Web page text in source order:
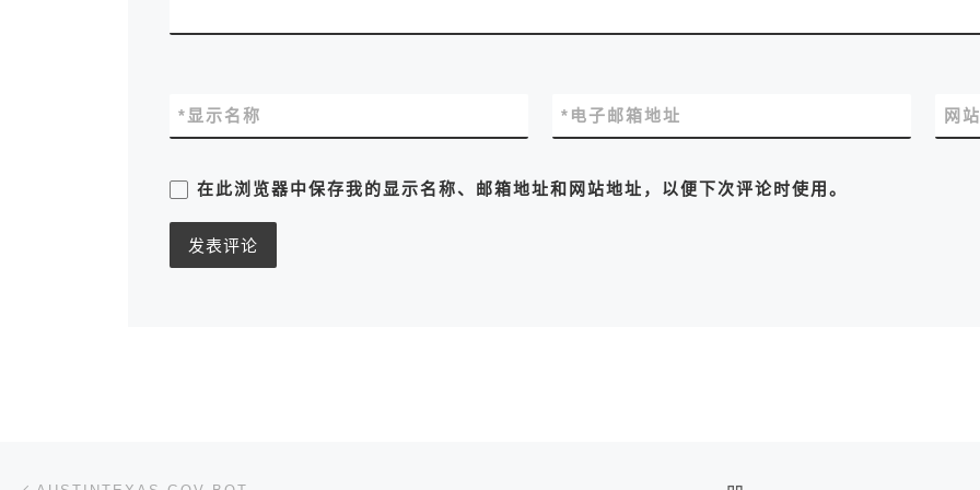
显示名称
* 电子邮箱地址
* 网
在此浏览器中保存我的显示名称、邮箱地址和网站地址，以便下次评论时使用。
文章导航